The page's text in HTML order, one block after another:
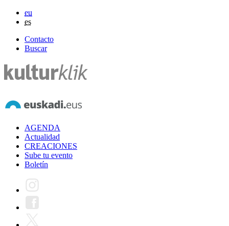
eu
es
Contacto
Buscar
AGENDA
Actualidad
CREACIONES
Sube tu evento
Boletín